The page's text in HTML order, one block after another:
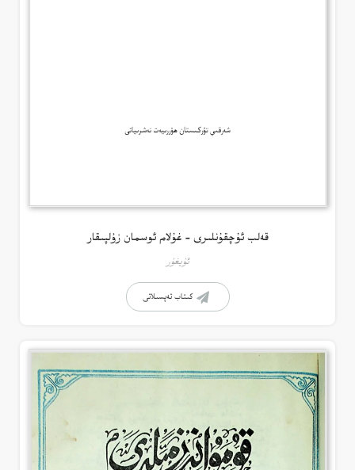
قەلب ئۇچقۇنلىرى – غۇلام ئوسمان زۇلپىقار
ئۇيغۇر
كىتاب تەپسىلاتى